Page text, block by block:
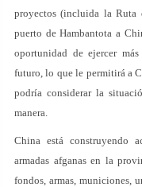
proyectos (incluida la Ruta
puerto de Hambantota a
oportunidad de ejercer
futuro, lo que le permitirá a
podría considerar la
manera.
China está construyendo
armadas afganas en la
fondos, armas, municiones,